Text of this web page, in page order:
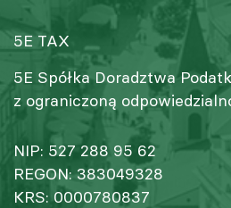
5E TAX
5E Spółka Doradztwa
z ograniczoną
NIP: 527 288 95 62
REGON: 383049328
KRS: 0000780837